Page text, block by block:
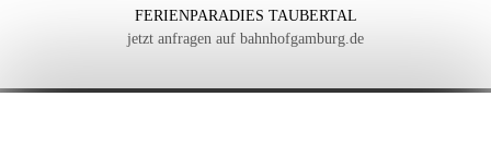
FERIENPARADIES TAUBERTAL
jetzt anfragen auf bahnhofgamburg.de